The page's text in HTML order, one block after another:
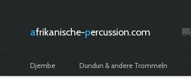
afrikanische- percussion.com
Djembe Dundun & andere Trommeln